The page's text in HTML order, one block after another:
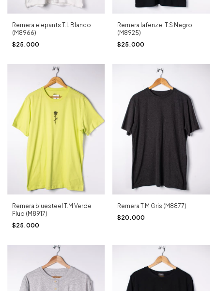
Remera elepants T.L Blanco
(M8966)
$25.000
Remera lafenzel T.S Negro
(M8925)
$25.000
Remera bluesteel T.M Verde
Fluo (M8917)
$25.000
Remera T.M Gris (M8877)
$20.000